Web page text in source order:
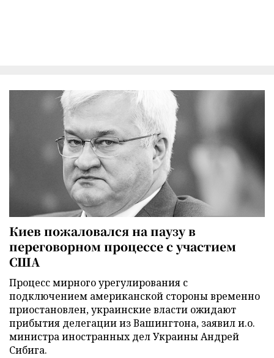
Киев пожаловался на паузу в
переговорном процессе с участием
США
Процесс мирного урегулирования с
подключением американской стороны временно
приостановлен, украинские власти ожидают
прибытия делегации из Вашингтона, заявил и.о.
министра иностранных дел Украины Андрей
Сибига.